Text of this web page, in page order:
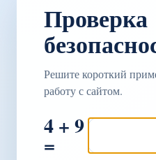
Проверка
Решите короткий
работу с сайтом.
4 + 9
=